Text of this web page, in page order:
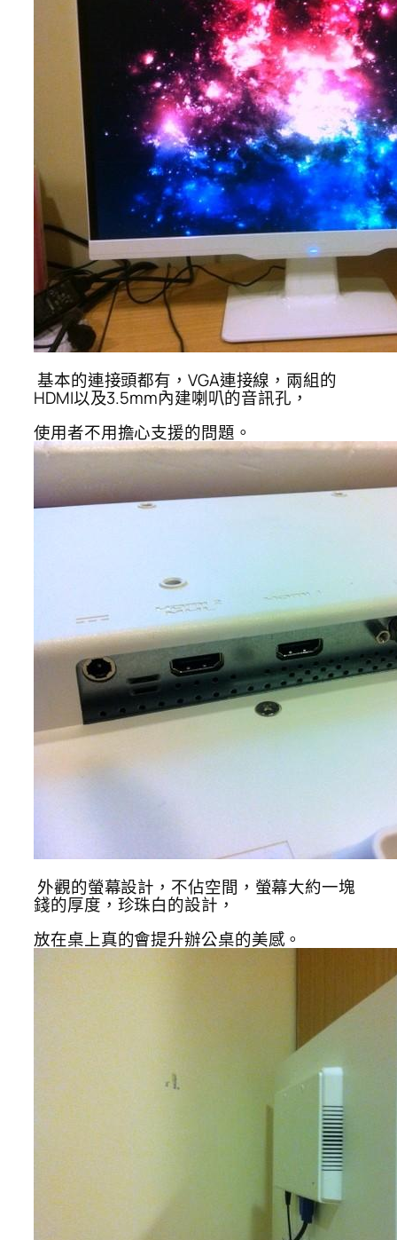
基本的連接頭都有，VGA連接線，兩組的
HDMI以及3.5mm內建喇叭的音訊孔，
使用者不用擔心支援的問題。
外觀的螢幕設計，不佔空間，螢幕大約一塊
錢的厚度，珍珠白的設計，
放在桌上真的會提升辦公桌的美感。